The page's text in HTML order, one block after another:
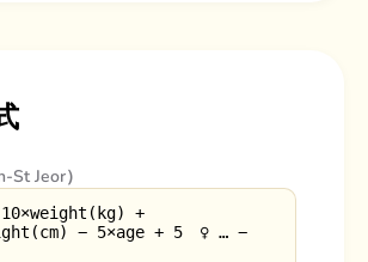
St Jeor）
10×weight(kg) +
− 5×age + 5 ♀ … −